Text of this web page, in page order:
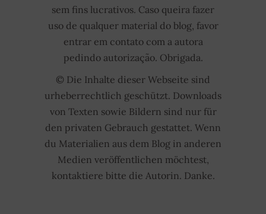
sem fins lucrativos. Caso queira fazer
uso de qualquer material do blog, favor
entrar em contato com a autora
pedindo autorização. Obrigada.
© Die Inhalte dieser Webseite sind
urheberrechtlich geschützt. Downloads
von Texten sowie Bildern sind nur für
den privaten Gebrauch gestattet. Wenn
du Materialien aus dem Blog in anderen
Medien veröffentlichen möchtest,
kontaktiere bitte die Autorin. Danke.